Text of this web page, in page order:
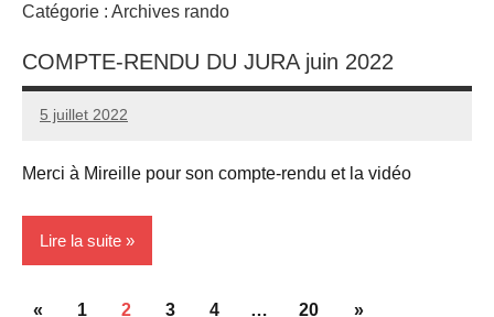
Catégorie : Archives rando
COMPTE-RENDU DU JURA juin 2022
5 juillet 2022
RandoVals
Merci à Mireille pour son compte-rendu et la vidéo
Lire la suite
Archives
Pagination
«Publications
1 2 3 4 … 20
Articles
»